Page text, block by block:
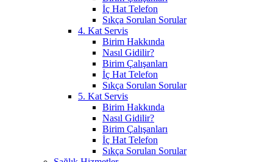
İç Hat Telefon
Sıkça Sorulan Sorular
4. Kat Servis
Birim Hakkında
Nasıl Gidilir?
Birim Çalışanları
İç Hat Telefon
Sıkça Sorulan Sorular
5. Kat Servis
Birim Hakkında
Nasıl Gidilir?
Birim Çalışanları
İç Hat Telefon
Sıkça Sorulan Sorular